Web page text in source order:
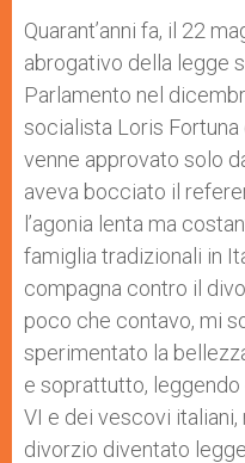
p
p
g
e
r
o
k
r
Quarant’anni fa, il 22
abrogativo della legge
Parlamento nel
socialista Loris Fortuna
venne approvato solo
aveva bocciato il
l’agonia lenta ma
famiglia tradizionali in
compagna contro il
poco che contavo, mi
sperimentato la
e soprattutto,
VI e dei vescovi
divorzio diventato